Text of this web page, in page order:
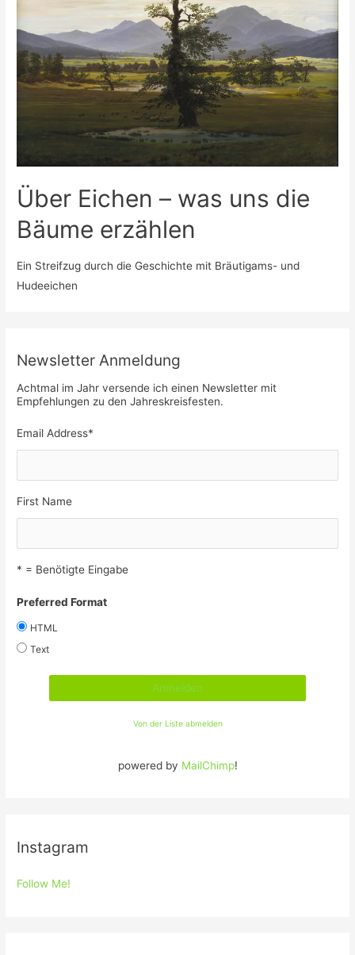
Über Eichen – was uns die
Bäume erzählen
Ein Streifzug durch die Geschichte mit Bräutigams- und
Hudeeichen
Newsletter Anmeldung
Achtmal im Jahr versende ich einen Newsletter mit
Empfehlungen zu den Jahreskreisfesten.
Email Address*
First Name
* = Benötigte Eingabe
Preferred Format
HTML
Text
Von der Liste abmelden
powered by MailChimp!
Instagram
Follow Me!